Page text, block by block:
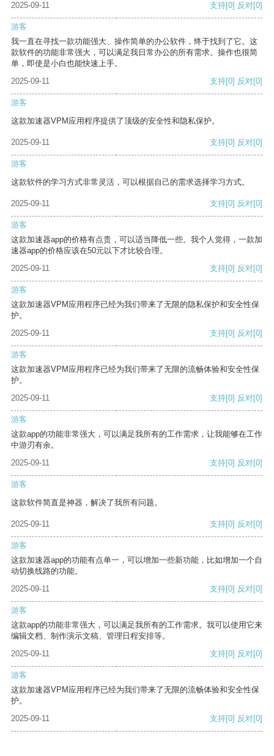
2025-09-11 支持[0] 反对[0]
游客
我一直在寻找一款功能强大、操作简单的办公软件，终于找到了它。这
款软件的功能非常强大，可以满足我日常办公的所有需求。操作也很简
单，即使是小白也能快速上手。
2025-09-11
支持[0] 反对[0]
游客
这款加速器VPM应用程序提供了顶级的安全性和隐私保护。
2025-09-11 支持[0] 反对[0]
游客
这款软件的学习方式非常灵活，可以根据自己的需求选择学习方式。
2025-09-11 支持[0] 反对[0]
游客
这款加速器app的价格有点贵，可以适当降低一些。我个人觉得，一款加
速器app的价格应该在50元以下才比较合理。
2025-09-11
支持[0] 反对[0]
游客
这款加速器VPM应用程序已经为我们带来了无限的隐私保护和安全性保
护。
2025-09-11
支持[0] 反对[0]
游客
这款加速器VPM应用程序已经为我们带来了无限的流畅体验和安全性保
护。
2025-09-11
支持[0] 反对[0]
游客
这款app的功能非常强大，可以满足我所有的工作需求，让我能够在工作
中游刃有余。
2025-09-11
支持[0] 反对[0]
游客
这款软件简直是神器，解决了我所有问题。
2025-09-11 支持[0] 反对[0]
游客
这款加速器app的功能有点单一，可以增加一些新功能，比如增加一个自
动切换线路的功能。
2025-09-11
支持[0] 反对[0]
游客
这款app的功能非常强大，可以满足我所有的工作需求。我可以使用它来
编辑文档、制作演示文稿、管理日程安排等。
2025-09-11
支持[0] 反对[0]
游客
这款加速器VPM应用程序已经为我们带来了无限的流畅体验和安全性保
护。
2025-09-11
支持[0] 反对[0]